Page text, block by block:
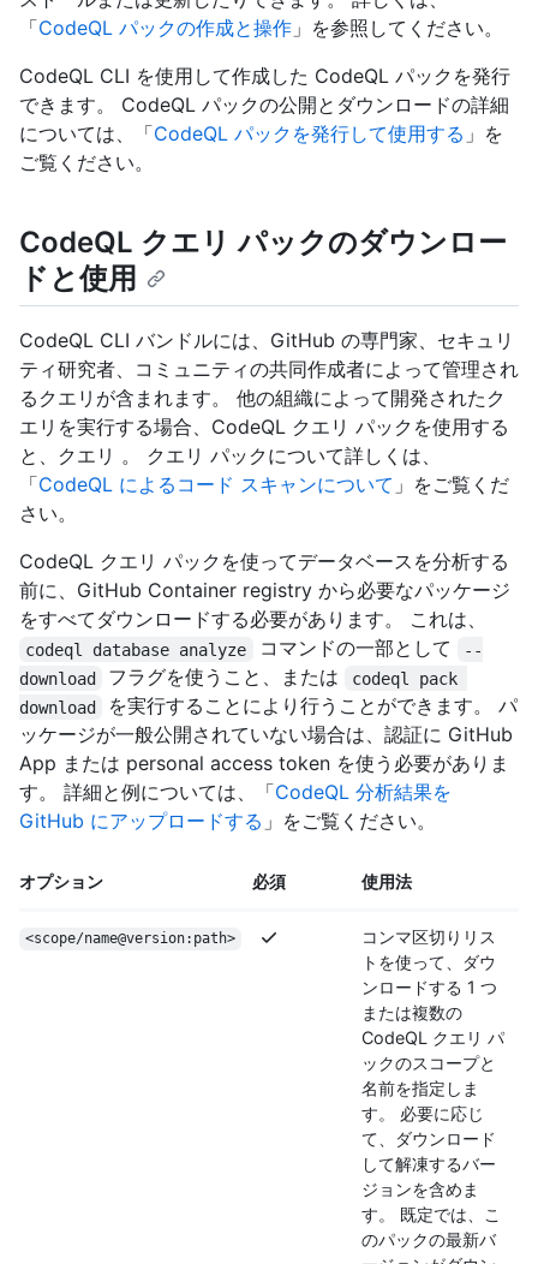
「CodeQL パックの作成と操作 」を参照してください。
CodeQL CLI を使用して作成した CodeQL パックを発行
できます。 CodeQL パックの公開とダウンロードの詳細
については、「CodeQL パックを発行して使用する 」を
ご覧ください。
CodeQL クエリ パックのダウンロー
ドと使用
CodeQL CLI バンドルには、GitHub の専門家、セキュリ
ティ研究者、コミュニティの共同作成者によって管理され
るクエリが含まれます。 他の組織によって開発されたク
エリを実行する場合、CodeQL クエリ パックを使用する
と、クエリ 。 クエリ パックについて詳しくは、
「CodeQL によるコード スキャンについて 」をご覧くだ
さい。
CodeQL クエリ パックを使ってデータベースを分析する
前に、GitHub Container registry から必要なパッケージ
をすべてダウンロードする必要があります。 これは、
codeql database analyze コマンドの一部として
--
download
フラグを使うこと、または
codeql pack
download
を実行することにより行うことができます。 パ
ッケージが一般公開されていない場合は、認証に GitHub
App または personal access token を使う必要がありま
す。 詳細と例については、「CodeQL 分析結果を
GitHub にアップロードする 」をご覧ください。
オプション 必須 使用法
<scope/name@version:path>
コンマ区切りリス
トを使って、ダウ
ンロードする 1 つ
または複数の
CodeQL クエリ パ
ックのスコープと
名前を指定しま
す。 必要に応じ
て、ダウンロード
して解凍するバー
ジョンを含めま
す。 既定では、こ
のパックの最新バ